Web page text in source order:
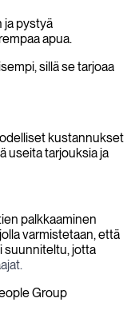
ja pystyä
apua.
sillä se tarjoaa
kustannukset
useita tarjouksia ja
palkkaaminen
varmistetaan, että
suunniteltu, jotta